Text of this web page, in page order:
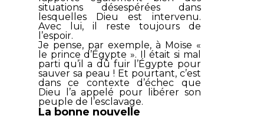
situations désespérées dans
lesquelles Dieu est intervenu.
Avec lui, il reste toujours de
l’espoir.
Je pense, par exemple, à Moïse «
le prince d’Égypte ». Il était si mal
parti qu’il a dû fuir l’Égypte pour
sauver sa peau ! Et pourtant, c’est
dans ce contexte d’échec que
Dieu l’a appelé pour libérer son
peuple de l’esclavage.
La bonne nouvelle